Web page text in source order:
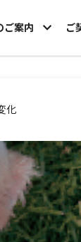
ご案内 ご
化